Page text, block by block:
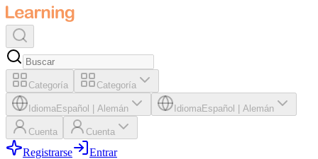
Categoría Categoría
IdiomaEspañol Alemán IdiomaEspañol Alemán
Cuenta Cuenta
Registrarse Entrar